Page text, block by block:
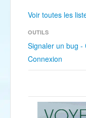
Voir toutes les
OUTILS
Signaler un bug -
Connexion